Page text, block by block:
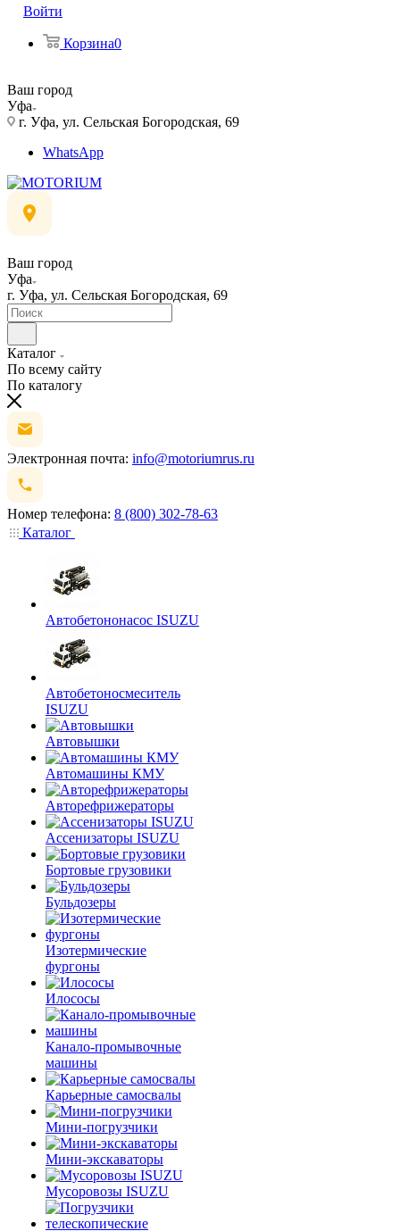
Войти
Корзина0
Ваш город
Уфа
г. Уфа, ул. Сельская Богородская, 69
WhatsApp
Ваш город
Уфа
г. Уфа, ул. Сельская Богородская, 69
Каталог
По всему сайту
По каталогу
Электронная почта: info@motoriumrus.ru
Номер телефона: 8 (800) 302-78-63
Каталог
Автобетононасос ISUZU
Автобетоносмеситель
ISUZU
Автовышки
Автомашины КМУ
Авторефрижераторы
Ассенизаторы ISUZU
Бортовые грузовики
Бульдозеры
Изотермические
фургоны
Илососы
Канало-промывочные
машины
Карьерные самосвалы
Мини-погрузчики
Мини-экскаваторы
Мусоровозы ISUZU